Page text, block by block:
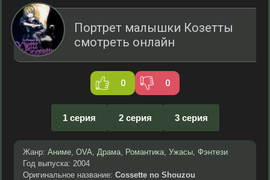
Портрет малышки Козетты
смотреть онлайн
0 0
1 серия 2 серия 3 серия
Жанр: Аниме, OVA, Драма, Романтика, Ужасы, Фэнтези
Год выпуска: 2004
Оригинальное название: Cossette no Shouzou